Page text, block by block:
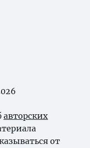
авторских
от